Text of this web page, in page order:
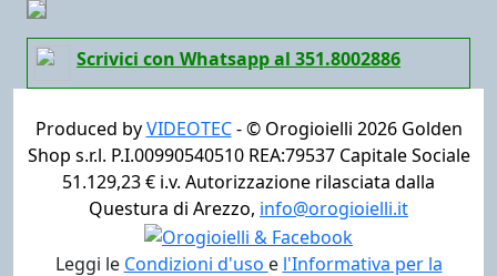
Scrivici con Whatsapp al 351.8002886
Produced byVIDEOTEC - © Orogioielli 2026Golden
Shop s.r.l. P.I.00990540510 REA:79537 Capitale Sociale
51.129,23 € i.v. Autorizzazione rilasciata dalla
Questura di Arezzo, info@orogioielli.it
Leggi le Condizioni d'uso e l'Informativa per la